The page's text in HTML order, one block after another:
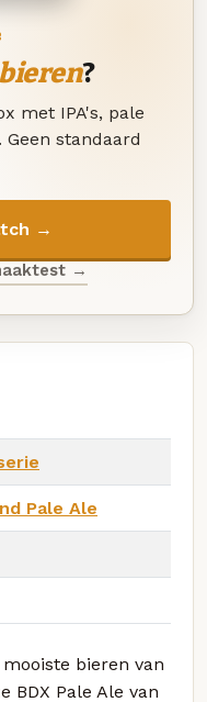
?
met IPA's, pale
standaard
→
→
Pale Ale
bieren van
BDX Pale Ale van